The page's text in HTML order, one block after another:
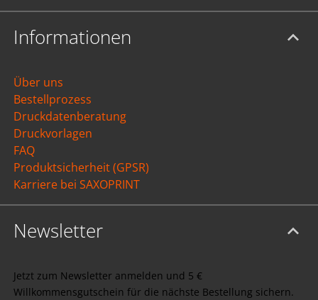
Informationen
Über uns
Bestellprozess
Druckdatenberatung
Druckvorlagen
FAQ
Produktsicherheit (GPSR)
Karriere bei SAXOPRINT
Newsletter
Jetzt zum Newsletter anmelden und 5 €
Willkommensgutschein für die nächste Bestellung sichern.